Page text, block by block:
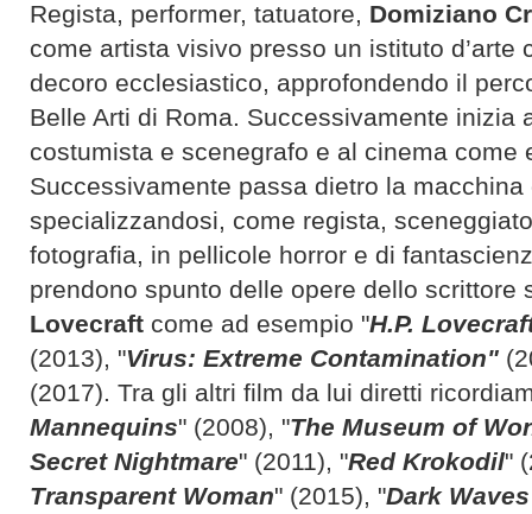
Regista, performer, tatuatore, Domiziano
come artista visivo presso un istituto d’arte
decoro ecclesiastico, approfondendo il
Belle Arti di Roma. Successivamente inizia
costumista e scenegrafo e al cinema come
Successivamente passa dietro la macchina
specializzandosi, come regista,
fotografia, in pellicole horror e di
prendono spunto delle opere dello scrittore
Lovecraft come ad esempio "H.P.
(2013), "Virus: Extreme Contamination"
(2017). Tra gli altri film da lui diretti
Mannequins" (2008), "The Museum of
Secret Nightmare" (2011), "Red Krokodil"
Transparent Woman" (2015), "Dark